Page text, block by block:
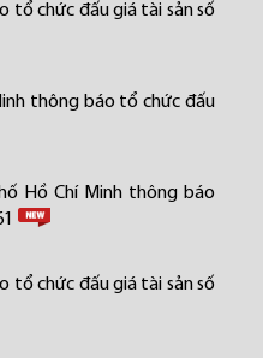
tổ chức đấu giá tài sản số
thông báo tổ chức đấu
Hồ Chí Minh thông báo
tổ chức đấu giá tài sản số